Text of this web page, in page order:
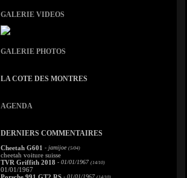
GALERIE VIDEOS
GALERIE PHOTOS
LA COTE DES MONTRES
AGENDA
DERNIERS COMMENTAIRES
Cheetah G601 - jamijoe (5/04)
cheetah voiture suisse
TVR Griffith 2018 - 01/01/1967 (14/10)
01/01/1967
- 01/01/1967